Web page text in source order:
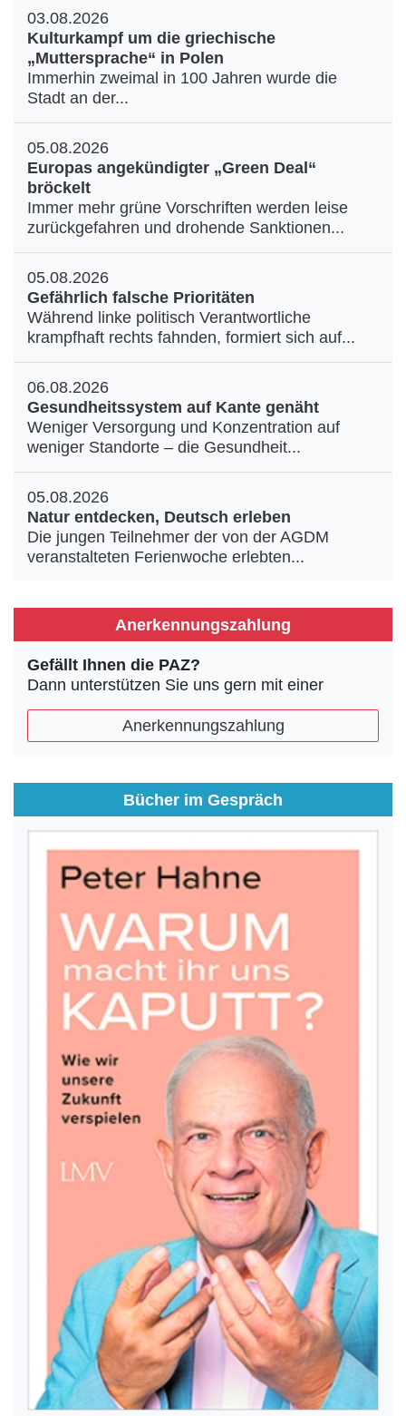
03.08.2026
Kulturkampf um die griechische
„Muttersprache“ in Polen
Immerhin zweimal in 100 Jahren wurde die
Stadt an der...
05.08.2026
Europas angekündigter „Green Deal“
bröckelt
Immer mehr grüne Vorschriften werden leise
zurückgefahren und drohende Sanktionen...
05.08.2026
Gefährlich falsche Prioritäten
Während linke politisch Verantwortliche
krampfhaft rechts fahnden, formiert sich auf...
06.08.2026
Gesundheitssystem auf Kante genäht
Weniger Versorgung und Konzentration auf
weniger Standorte – die Gesundheit...
05.08.2026
Natur entdecken, Deutsch erleben
Die jungen Teilnehmer der von der AGDM
veranstalteten Ferienwoche erlebten...
Anerkennungszahlung
Gefällt Ihnen die PAZ?
Dann unterstützen Sie uns gern mit einer
Anerkennungszahlung
Bücher im Gespräch